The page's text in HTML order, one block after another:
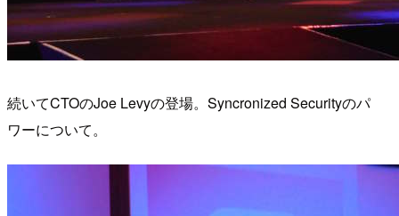
続いてCTOのJoe Levyの登場。Syncronized Securityのパ
ワーについて。